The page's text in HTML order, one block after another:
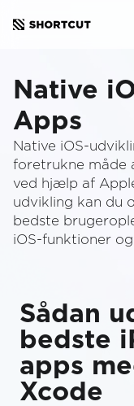
Native
Apps
Native iOS-
foretrukne måde
ved hjælp af
udvikling kan du
bedste
iOS-funktioner
Sådan
bedste
apps
Xcode